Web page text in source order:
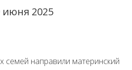
июня 2025
семей направили материнский